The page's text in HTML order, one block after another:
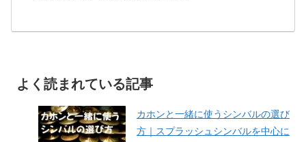
よく読まれている記事
カホンと一緒に使うシンバルの選び
方｜スプラッシュシンバルを中心に